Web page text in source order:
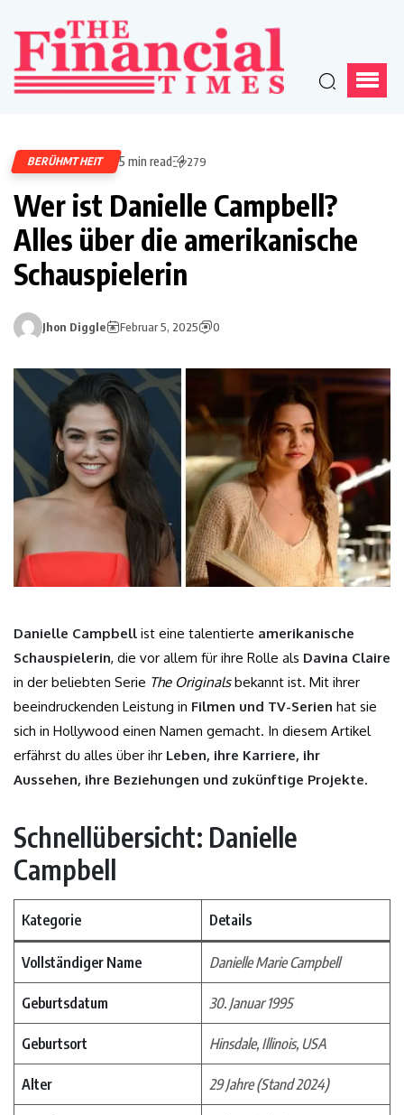
BERÜHMTHEIT 5 min read 279
Wer ist Danielle Campbell?
Alles über die amerikanische
Schauspielerin
Jhon Diggle Februar 5, 2025 0
Danielle Campbell ist eine talentierte amerikanische
Schauspielerin, die vor allem für ihre Rolle als Davina Claire
in der beliebten Serie The Originalsbekannt ist. Mit ihrer
beeindruckenden Leistung in Filmen und TV-Serien hat sie
sich in Hollywood einen Namen gemacht. In diesem Artikel
erfährst du alles über ihr Leben, ihre Karriere, ihr
Aussehen, ihre Beziehungen und zukünftige Projekte.
Schnellübersicht: Danielle
Campbell
Kategorie Details
Vollständiger Name Danielle Marie Campbell
Geburtsdatum 30. Januar 1995
Geburtsort Hinsdale, Illinois, USA
Alter 29 Jahre (Stand 2024)